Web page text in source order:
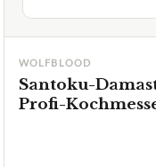
WOLFBLOOD
Santoku-
Profi-